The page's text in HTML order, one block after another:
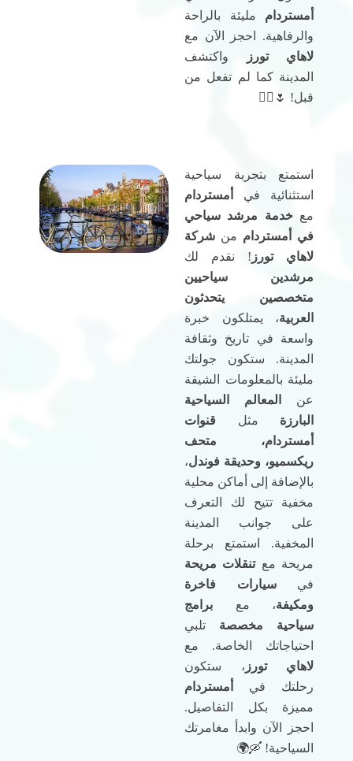
أمستردام مليئة بالراحة
والرفاهية. احجز الآن مع
لاهاي تورز
واكتشف
المدينة كما لم تفعل من
قبل! 🌷🚶‍♀️
استمتع بتجربة سياحية
استثنائية في
أمستردام
معخدمة مرشد سياحي
في أمستردام من شركة
لاهاي تورز ! نقدم لك
مرشدين سياحيين
متخصصين يتحدثون
العربية، يمتلكون خبرة
واسعة في تاريخ وثقافة
المدينة. ستكون جولتك
مليئة بالمعلومات الشيقة
عن
المعالم السياحية
البارزة مثل قنوات
أمستردام، متحف
ريكسميو، وحديقة فوندل،
بالإضافة إلى أماكن محلية
مخفية تتيح لك التعرف
على جوانب المدينة
المخفية. استمتع برحلة
مريحة معتنقلات مريحة
فيسيارات فاخرة
ومكيفة، مع برامج
سياحية مخصصة تلبي
احتياجاتك الخاصة. مع
لاهاي تورز ، ستكون
رحلتك في
أمستردام
مميزة بكل التفاصيل.
احجز الآن وابدأ مغامرتك
السياحية! 🛶🌍